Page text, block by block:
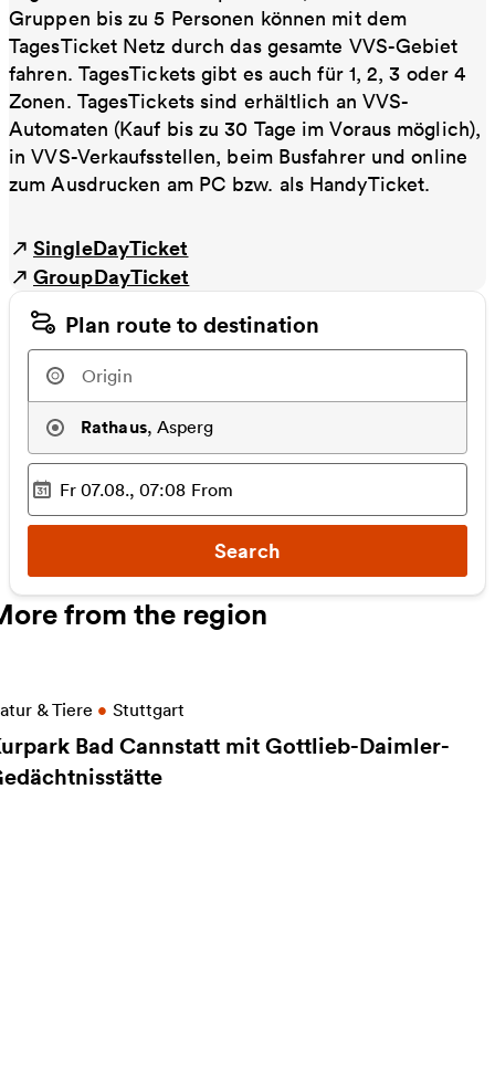
Gruppen bis zu 5 Personen können mit dem
TagesTicket Netz durch das gesamte VVS-Gebiet
fahren. TagesTickets gibt es auch für 1, 2, 3 oder 4
Zonen. TagesTickets sind erhältlich an VVS-
Automaten (Kauf bis zu 30 Tage im Voraus möglich),
in VVS-Verkaufsstellen, beim Busfahrer und online
zum Ausdrucken am PC bzw. als HandyTicket.
SingleDayTicket
GroupDayTicket
Plan route to destination
Rathaus, Asperg
Selected time:
Fr 07.08., 07:08 From
Search
from the region
& Tiere • Stuttgart
Bad Cannstatt mit Gottlieb-Daimler-
information on Kurpark Bad Cannstatt mit